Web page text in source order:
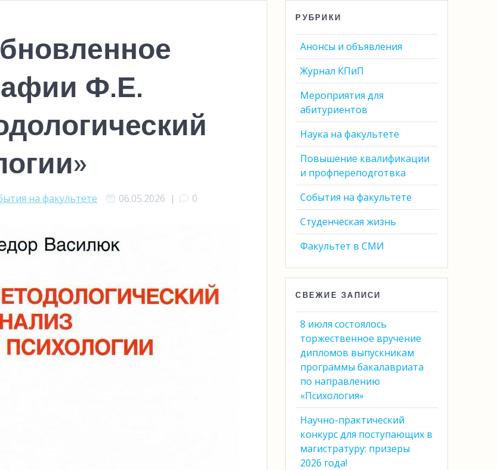
Ф.Е.
на факультете 06.05.2026 | 0
РУБРИКИ
Анонсы и объявления
Журнал КПиП
Мероприятия для
абитуриентов
Наука на факультете
Повышение квалификации
и профпереподготвка
События на факультете
Студенческая жизнь
Факультет в СМИ
СВЕЖИЕ ЗАПИСИ
8 июля состоялось
торжественное вручение
дипломов выпускникам
программы бакалавриата
по направлению
«Психология»
Научно-практический
конкурс для поступающих в
магистратуру: призеры
2026 года!